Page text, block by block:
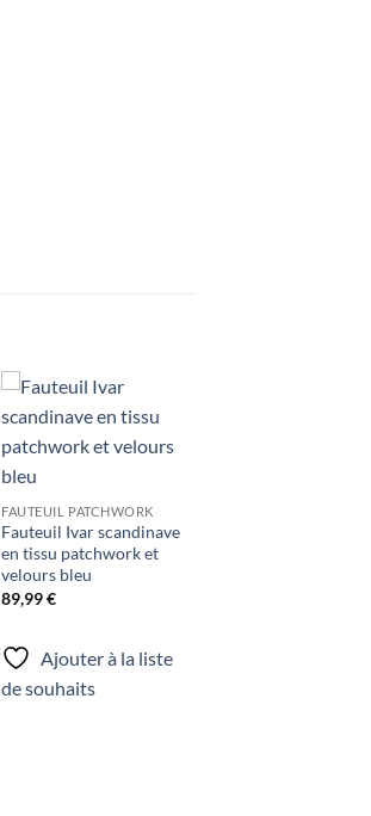
Ajouter
à la liste
FAUTEUIL PATCHWORK
Fauteuil Ivar scandinave
en tissu patchwork et
velours bleu
89,99€
Ajouter à la liste
de souhaits